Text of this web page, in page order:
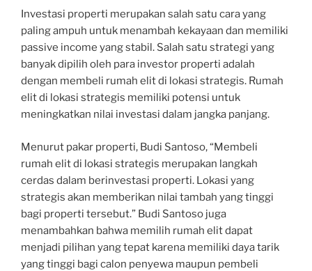
Investasi properti merupakan salah satu cara yang
paling ampuh untuk menambah kekayaan dan memiliki
passive income yang stabil. Salah satu strategi yang
banyak dipilih oleh para investor properti adalah
dengan membeli rumah elit di lokasi strategis. Rumah
elit di lokasi strategis memiliki potensi untuk
meningkatkan nilai investasi dalam jangka panjang.
Menurut pakar properti, Budi Santoso, “Membeli
rumah elit di lokasi strategis merupakan langkah
cerdas dalam berinvestasi properti. Lokasi yang
strategis akan memberikan nilai tambah yang tinggi
bagi properti tersebut.” Budi Santoso juga
menambahkan bahwa memilih rumah elit dapat
menjadi pilihan yang tepat karena memiliki daya tarik
yang tinggi bagi calon penyewa maupun pembeli